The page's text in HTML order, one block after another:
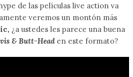
de las películas live action va
veremos un montón más
¿a ustedes les parece una buena
& Butt-Headen este formato?